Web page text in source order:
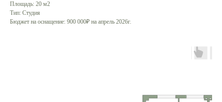
Площадь: 20 м2
Тип: Студия
Бюджет на оснащение: 900 000₽ на апрель 2026г.